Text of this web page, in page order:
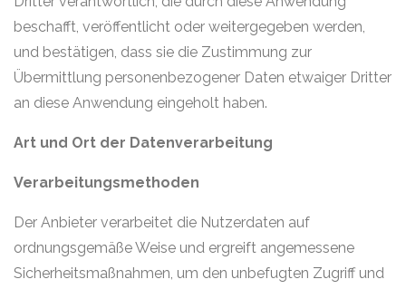
beschafft, veröffentlicht oder weitergegeben werden,
und bestätigen, dass sie die Zustimmung zur
Übermittlung personenbezogener Daten etwaiger Dritter
an diese Anwendung eingeholt haben.
Art und Ort der Datenverarbeitung
Verarbeitungsmethoden
Der Anbieter verarbeitet die Nutzerdaten auf
ordnungsgemäße Weise und ergreift angemessene
Sicherheitsmaßnahmen, um den unbefugten Zugriff und